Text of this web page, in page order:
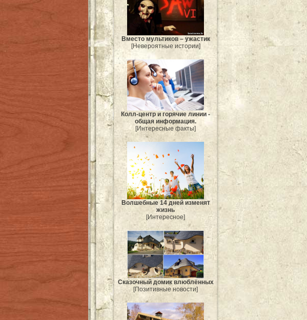
Вместо мультиков – ужастик
[Невероятные истории]
Колл-центр и горячие линии -
общая информация.
[Интересные факты]
Волшебные 14 дней изменят
жизнь
[Интересное]
Сказочный домик влюблённых
[Позитивные новости]